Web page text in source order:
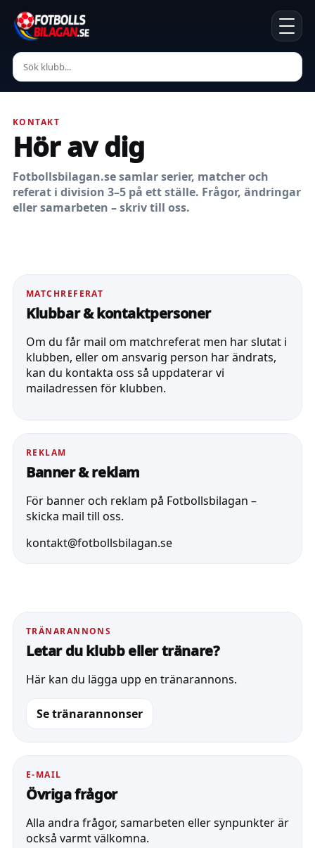
KONTAKT
Hör av dig
Fotbollsbilagan.se samlar serier, matcher och
referat i division 3–5 på ett ställe. Frågor, ändringar
eller samarbeten – skriv till oss.
MATCHREFERAT
Klubbar & kontaktpersoner
Om du får mail om matchreferat men har slutat i
klubben, eller om ansvarig person har ändrats,
kan du kontakta oss så uppdaterar vi
mailadressen för klubben.
REKLAM
Banner & reklam
För banner och reklam på Fotbollsbilagan –
skicka mail till oss.
kontakt@fotbollsbilagan.se
TRÄNARANNONS
Letar du klubb eller tränare?
Här kan du lägga upp en tränarannons.
Se tränarannonser
E-MAIL
Övriga frågor
Alla andra frågor, samarbeten eller synpunkter är
också varmt välkomna.